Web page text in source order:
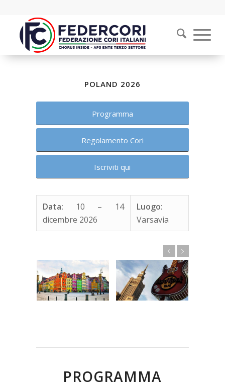
POLAND 2026
Programma
Regolamento Cori
Iscriviti qui
Data: 10 – 14
dicembre 2026
Luogo:
Varsavia
PROGRAMMA